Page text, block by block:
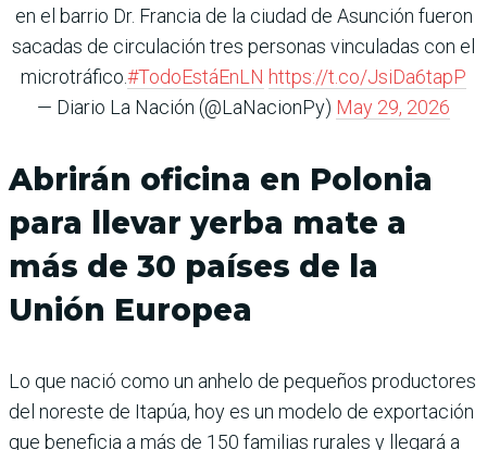
en el barrio Dr. Francia de la ciudad de Asunción fueron
sacadas de circulación tres personas vinculadas con el
microtráfico.#TodoEstáEnLN https://t.co/JsiDa6tapP
— Diario La Nación (@LaNacionPy) May 29, 2026
Abrirán oficina en Polonia
para llevar yerba mate a
más de 30 países de la
Unión Europea
Lo que nació como un anhelo de pequeños productores
del noreste de Itapúa, hoy es un modelo de exportación
que beneficia a más de 150 familias rurales y llegará a